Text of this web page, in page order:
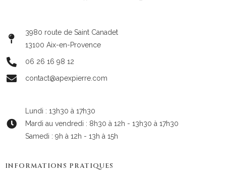
3980 route de Saint Canadet
13100 Aix-en-Provence
06 26 16 98 12
contact@apexpierre.com
Lundi : 13h30 à 17h30
Mardi au vendredi : 8h30 à 12h - 13h30 à 17h30
Samedi : 9h à 12h - 13h à 15h
INFORMATIONS PRATIQUES